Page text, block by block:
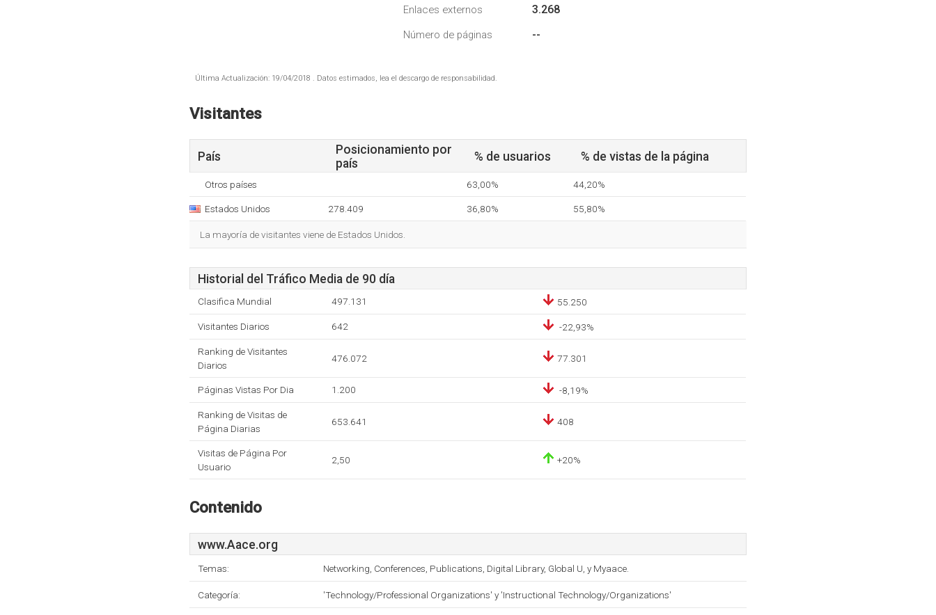
Enlaces externos 3.268
Número de páginas --
Última Actualización: 19/04/2018 . Datos estimados, lea el descargo de responsabilidad.
Visitantes
País
Posicionamiento por
país
% de usuarios % de vistas de la página
Otros países 63,00% 44,20%
Estados Unidos 278.409 36,80% 55,80%
La mayoría de visitantes viene de Estados Unidos.
Historial del Tráfico Media de 90 día
Clasifica Mundial 497.131 55.250
Visitantes Diarios 642 -22,93%
Ranking de Visitantes
Diarios
476.072 77.301
Páginas Vistas Por Dia 1.200 -8,19%
Ranking de Visitas de
Página Diarias
653.641 408
Visitas de Página Por
Usuario
2,50 +20%
Contenido
www.Aace.org
Temas: Networking, Conferences, Publications, Digital Library, Global U, y Myaace.
Categoría: 'Technology/Professional Organizations' y 'Instructional Technology/Organizations'